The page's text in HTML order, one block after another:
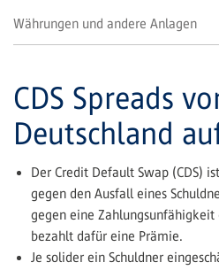
Währungen und andere Anlagen
CDS Spreads
Deutschland
Der Credit Default Swap (CDS)
gegen den Ausfall eines
gegen eine Zahlungsunfähigkeit
bezahlt dafür eine Prämie.
Je solider ein Schuldner